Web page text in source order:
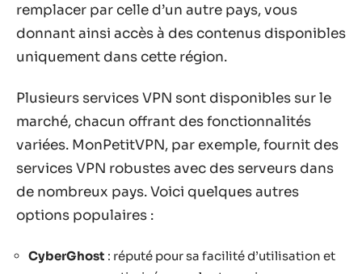
remplacer par celle d’un autre pays, vous
donnant ainsi accès à des contenus disponibles
uniquement dans cette région.
Plusieurs services VPN sont disponibles sur le
marché, chacun offrant des fonctionnalités
variées. MonPetitVPN, par exemple, fournit des
services VPN robustes avec des serveurs dans
de nombreux pays. Voici quelques autres
options populaires :
CyberGhost : réputé pour sa facilité d’utilisation et